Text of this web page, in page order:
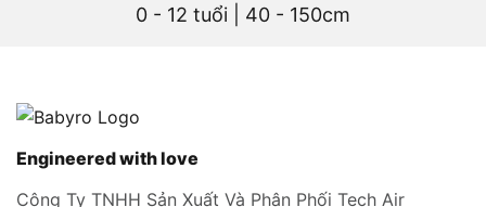
0 - 12 tuổi | 40 - 150cm
Engineered with love
Công Ty TNHH Sản Xuất Và Phân Phối Tech Air